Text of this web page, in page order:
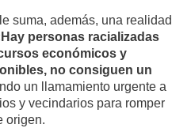
suma, además, una realidad
personas racializadas
económicos y
no consiguen un
un llamamiento urgente a
y vecindarios para romper
origen.